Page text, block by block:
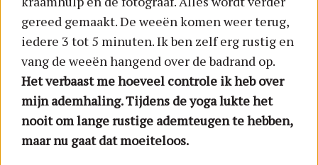
gereed gemaakt. De weeën komen weer terug,
iedere 3 tot 5 minuten. Ik ben zelf erg rustig en
vang de weeën hangend over de badrand op.
Het verbaast me hoeveel controle ik heb over
mijn ademhaling. Tijdens de yoga lukte het
nooit om lange rustige ademteugen te hebben,
maar nu gaat dat moeiteloos.